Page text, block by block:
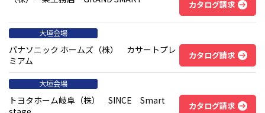
カタログ請求
大垣会場
パナソニック ホームズ（株） カサートプレ
ミアム
カタログ請求
大垣会場
トヨタホーム岐阜（株） SINCE Smart
カタログ請求